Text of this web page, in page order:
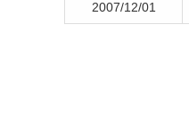
2007/12/01